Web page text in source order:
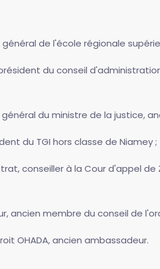
général de l'école régionale
du conseil
du ministre de la justice,
du TGI hors classe de Niamey ;
conseiller à la Cour d'appel
ancien membre du conseil de
OHADA, ancien ambassadeur.